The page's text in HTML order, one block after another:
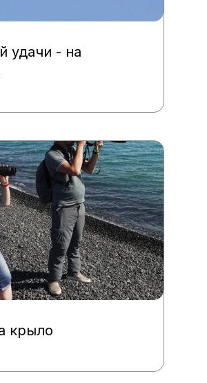
удачи - на
крыло